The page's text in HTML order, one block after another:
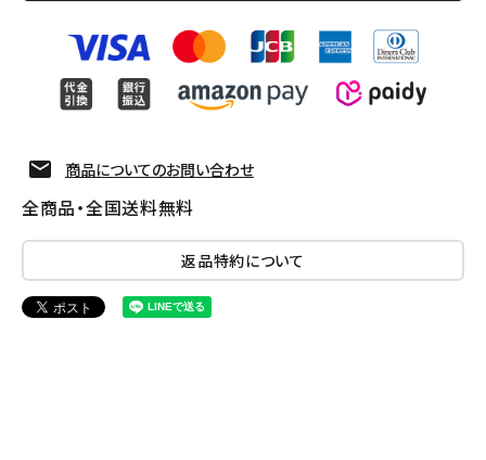
商品についてのお問い合わせ
全商品・全国送料無料
返品特約について